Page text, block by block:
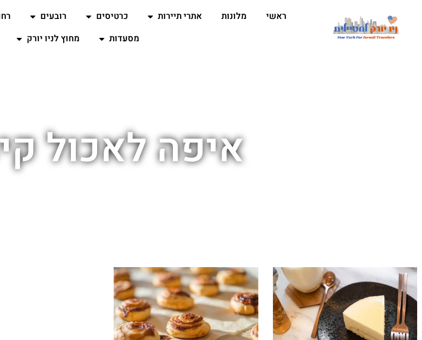
ראשי מלונות אתרי תיירות כרטיסים רובעים
מסעדות
מחוץ לניו יורק
איפה לאכול